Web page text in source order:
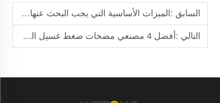
السابق :الميزات الأساسية التي يجب البحث عنها في مضخات المياه الشمسية: دليل المشتري
التالي :أفضل 4 مصنعي مضخات ضغط غسيل السيارات في أفريقيا